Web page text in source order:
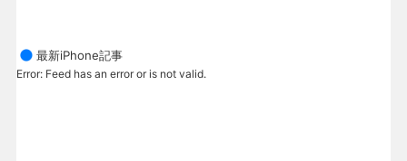
最新iPhone記事
Error: Feed has an error or is not valid.